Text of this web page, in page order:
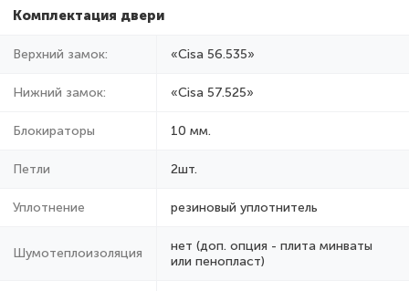
Комплектация двери
Верхний замок: «Cisa 56.535»
Нижний замок: «Cisa 57.525»
Блокираторы 10 мм.
Петли 2шт.
Уплотнение резиновый уплотнитель
Шумотеплоизоляция
нет (доп. опция - плита минваты
или пенопласт)